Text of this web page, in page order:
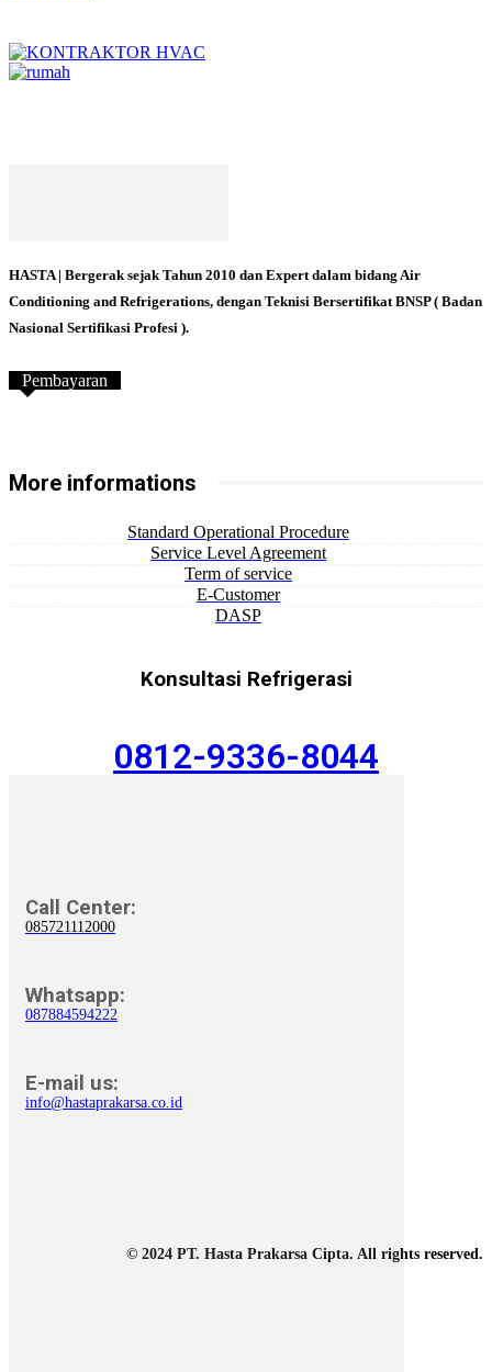
HASTA | Bergerak sejak Tahun 2010 dan Expert dalam bidang Air
Conditioning and Refrigerations, dengan Teknisi Bersertifikat BNSP ( Badan
Nasional Sertifikasi Profesi ).
Pembayaran
More informations
Standard Operational Procedure
Service Level Agreement
Term of service
E-Customer
DASP
Konsultasi Refrigerasi
0812-9336-8044
Call Center:
085721112000
Whatsapp:
087884594222
E-mail us:
info@hastaprakarsa.co.id
© 2024 PT. Hasta Prakarsa Cipta. All rights reserved.